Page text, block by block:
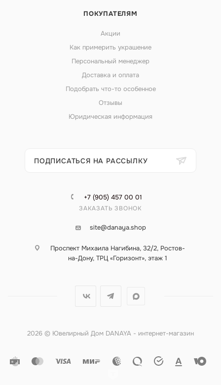
ПОКУПАТЕЛЯМ
Акции
Как примерить украшение
Персональный менеджер
Доставка и оплата
Подобрать что-то особенное
Отзывы
Юридическая информация
ПОДПИСАТЬСЯ НА РАССЫЛКУ
+7 (905) 457 00 01
ЗАКАЗАТЬ ЗВОНОК
site@danaya.shop
Проспект Михаила Нагибина, 32/2, Ростов-
на-Дону, ТРЦ «Горизонт», этаж 1
2026 © Ювелирный Дом DANAYA - интернет-магазин